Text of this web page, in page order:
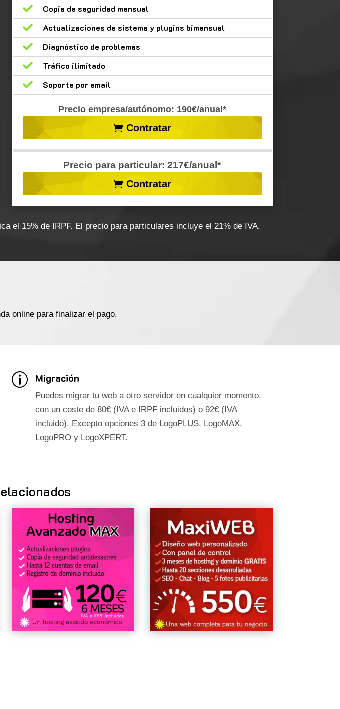

Copia de seguridad mensual

Actualizaciones de sistema y plugins bimensual

Diagnóstico de problemas

Tráfico ilimitado

Soporte por email
Precio empresa/autónomo: 190€/anual*
Contratar
Precio para particular: 217€/anual*
Contratar
el 15% de IRPF. El precio para particulares incluye el 21% de IVA.
online para finalizar el pago.
p Migración
Puedes migrar tu web a otro servidor en cualquier momento,
con un coste de 80€ (IVA e IRPF incluidos) o 92€ (IVA
incluido). Excepto opciones 3 de LogoPLUS, LogoMAX,
LogoPRO y LogoXPERT.